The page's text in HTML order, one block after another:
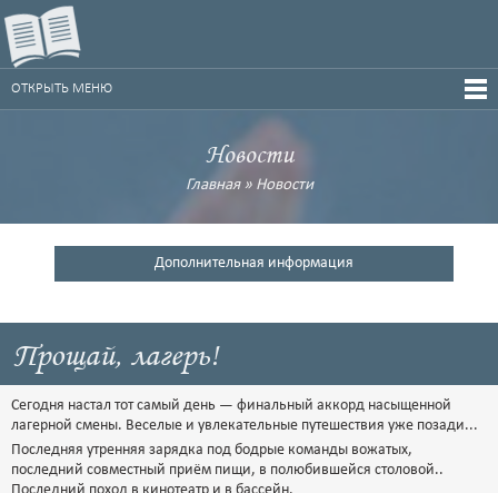
ОТКРЫТЬ МЕНЮ
Новости
Главная» Новости
Дополнительная информация
Прощай, лагерь!
Сегодня настал тот самый день — финальный аккорд насыщенной
лагерной смены. Веселые и увлекательные путешествия уже позади...
Последняя утренняя зарядка под бодрые команды вожатых,
последний совместный приём пищи, в полюбившейся столовой..